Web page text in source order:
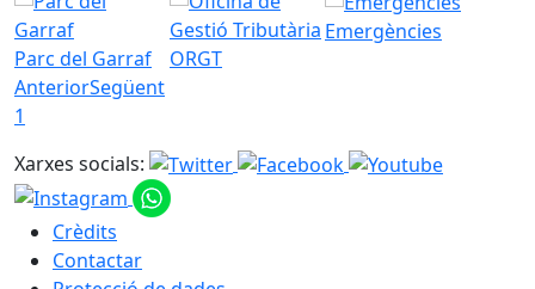
Parc del Garraf ORGT
Emergències
AnteriorSegüent
1
Xarxes socials:
Crèdits
Contactar